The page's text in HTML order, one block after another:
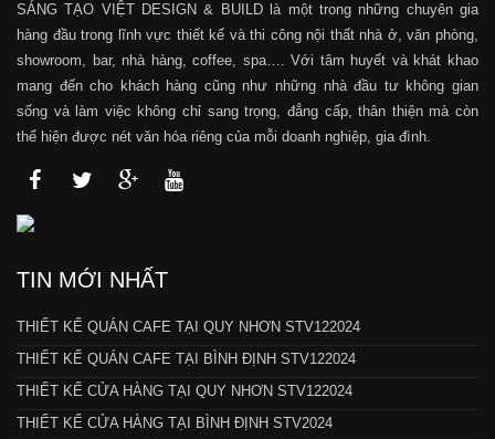
SÁNG TẠO VIỆT DESIGN & BUILD là một trong những chuyên gia
hàng đầu trong lĩnh vực thiết kế và thi công nội thất nhà ở, văn phòng,
showroom, bar, nhà hàng, coffee, spa…. Với tâm huyết và khát khao
mang đến cho khách hàng cũng như những nhà đầu tư không gian
sống và làm việc không chỉ sang trọng, đẳng cấp, thân thiện mà còn
thể hiện được nét văn hóa riêng của mỗi doanh nghiệp, gia đình.
TIN MỚI NHẤT
THIẾT KẾ QUÁN CAFE TẠI QUY NHƠN STV122024
THIẾT KẾ QUÁN CAFE TẠI BÌNH ĐỊNH STV122024
THIẾT KẾ CỬA HÀNG TẠI QUY NHƠN STV122024
THIẾT KẾ CỬA HÀNG TẠI BÌNH ĐỊNH STV2024